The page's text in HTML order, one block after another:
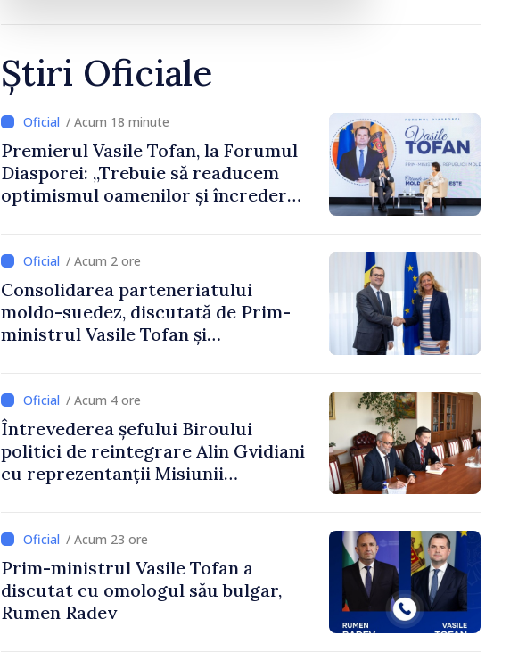
Știri Oficiale
/ Acum 18 minute
Premierul Vasile Tofan, la Forumul
Diasporei: „Trebuie să readucem
optimismul oamenilor și încrederea
/ Acum 2 ore
Consolidarea parteneriatului
moldo-suedez, discutată de Prim-
ministrul Vasile Tofan și
/ Acum 4 ore
Întrevederea șefului Biroului
politici de reintegrare Alin Gvidiani
cu reprezentanții Misiunii
/ Acum 23 ore
Prim-ministrul Vasile Tofan a
discutat cu omologul său bulgar,
Rumen Radev